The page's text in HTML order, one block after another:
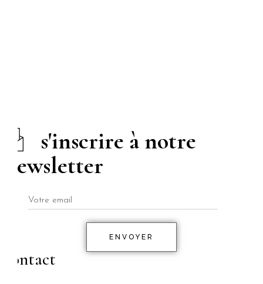
s'inscrire à notre
Newsletter
ENVOYER
Contact